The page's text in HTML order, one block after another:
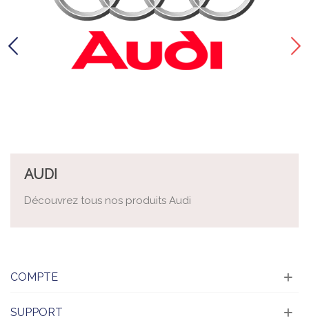
AUDI
Découvrez tous nos produits Audi
COMPTE
SUPPORT